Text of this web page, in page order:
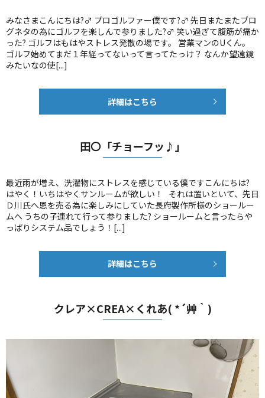
みなさまこんにちは?️‍♂️ プロゴルファー僕です?️‍♂️ 先日またまたブロ
グネタの為にゴルフを楽しんで参りました?️‍♂️ 笑い過ぎて腹筋が痛か
った? ゴルフはもはやストレス発散の場です。 営業マンのUくん。
ゴルフ始めてまだ１年経ってないって言ってたっけ？ なんか望遠鏡
みたいなの使[...]
詳細はこちら
田〇「チョーフッ♪」
最近雨が増え、洗濯物にストレスを感じている僕ですこんにちは?
はやく！いちはやくサンルームが欲しい！ それは置いといて、先日
Ｄ川氏へ恩を売る為に楽しみにしていた長府製作所様のショールー
ムへ うちの子連れて行って参りました? ショールームと言ったらや
っぱりシステム品でしょう！[...]
詳細はこちら
クレア×CREA×くれあ( *´艸｀)